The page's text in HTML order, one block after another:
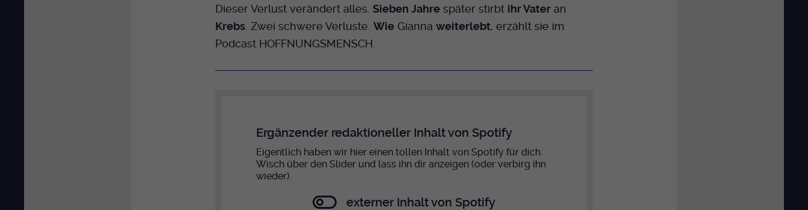
Dieser Verlust verändert alles. Sieben Jahrespäter stirbt ihr Vateran
Krebs. Zwei schwere Verluste. WieGianna weiterlebt, erzählt sie im
Podcast HOFFNUNGSMENSCH.
Ergänzender redaktioneller Inhalt von Spotify
Eigentlich haben wir hier einen tollen Inhalt von Spotify für dich.
Wisch über den Slider und lass ihn dir anzeigen (oder verbirg ihn
wieder).
externer Inhalt von Spotify
Laufzeit Ende der Sitzung
Zweck
PHP Daten Identifikator, der gesetzt wird wenn
Laufzeit Ende der Sitzung
Zweck
Name mtm_cookie_consent
Anbieter
Spotify